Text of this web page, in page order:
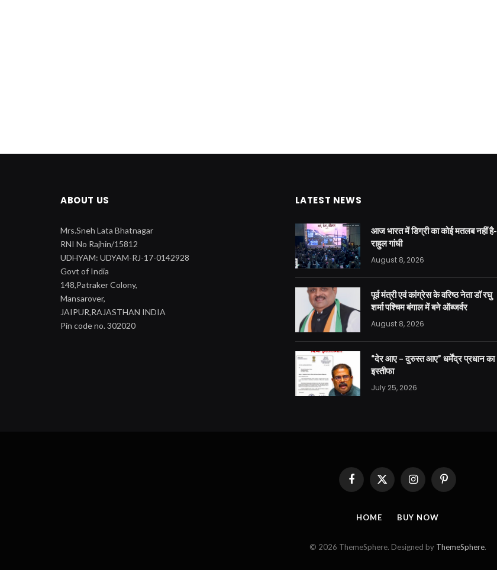
ABOUT US
Mrs.Sneh Lata Bhatnagar
RNI No Rajhin/15812
UDHYAM: UDYAM-RJ-17-0142928
Govt of India
148,Patraker Colony,
Mansarover,
JAIPUR,RAJASTHAN INDIA
Pin code no. 302020
LATEST NEWS
आज भारत में डिग्री का कोई मतलब नहीं है-
राहुल गांधी
August 8, 2026
पूर्व मंत्री एवं कांग्रेस के वरिष्ठ नेता डॉ रघु
शर्मा पश्चिम बंगाल में बने ऑब्जर्वर
August 8, 2026
“देर आए – दुरुस्त आए” धर्मेंद्र प्रधान का
इस्तीफा
July 25, 2026
FacebookX
(Twitter)
InstagramPinterest
HOME BUY NOW
© 2026 ThemeSphere. Designed by ThemeSphere.